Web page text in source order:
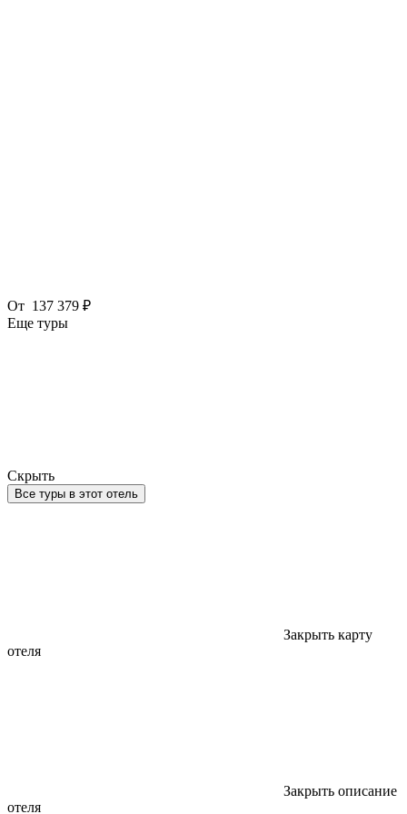
От 137 379 ₽
Еще туры
Скрыть
Все туры в этот отель
Закрыть карту
отеля
Закрыть описание
отеля